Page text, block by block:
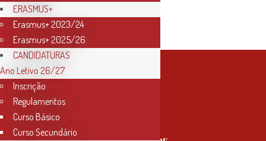
2022/23
ERASMUS+
Erasmus+ 2023/24
Erasmus+ 2025/26
CANDIDATURAS
Ano Letivo 26/27
Inscrição
Regulamentos
Curso Básico
Curso Secundário